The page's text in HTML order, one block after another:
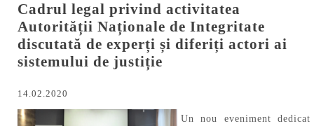
Cadrul legal privind activitatea
Autorității Naționale de Integritate
discutată de experți și diferiți actori ai
sistemului de justiție
14.02.2020
Un nou eveniment dedicat